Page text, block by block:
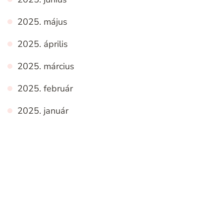
2025. május
2025. április
2025. március
2025. február
2025. január